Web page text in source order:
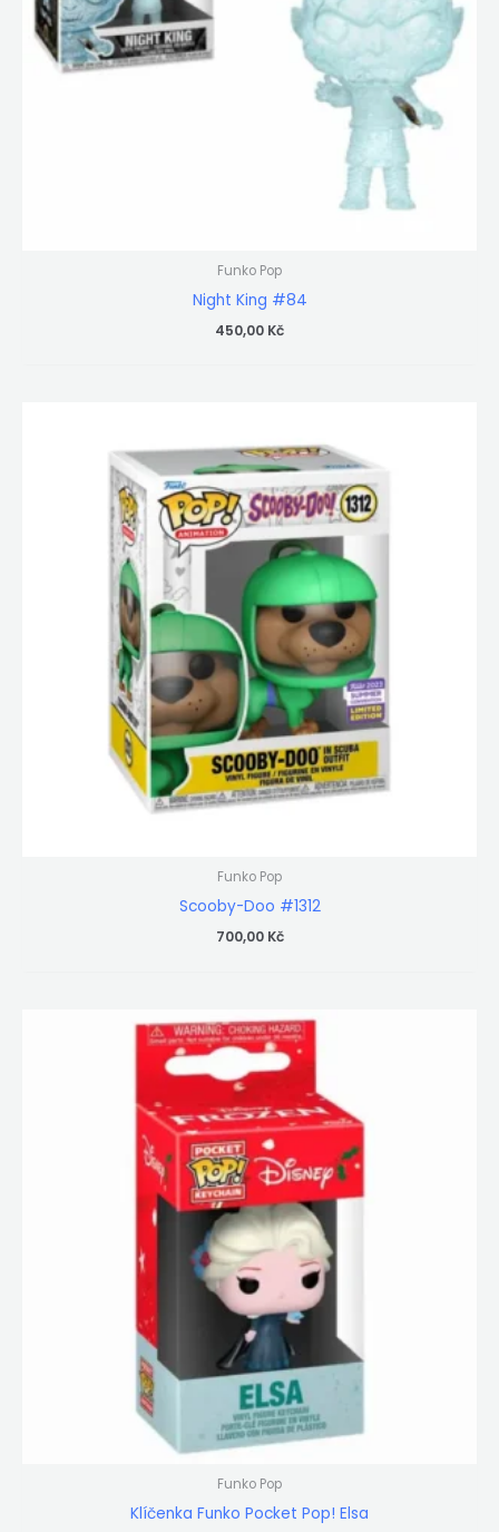
Funko Pop
Night King #84
450,00 Kč
Funko Pop
Scooby-Doo #1312
700,00 Kč
Funko Pop
Klíčenka Funko Pocket Pop! Elsa